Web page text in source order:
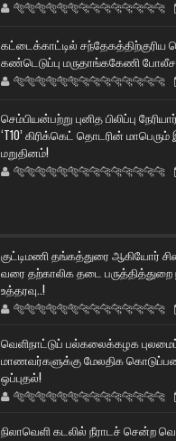
🐅🐅🐅🐅🐅🐅🐆🐆🐆🐆🐆🐆🐆🐆
கட்டைக்காட்டில்
கண்டெடுப்பு மருதாங்ககேணி
🐅🐅🐅🐅🐅🐅🐆🐆🐆🐆🐆🐆🐆🐆
செம்பியன்பற்று புனித பிலிப்பு
‘T10’ கிரிக்கெட் தொடரின்
மறுதினம்!
🐅🐅🐅🐅🐅🐅🐆🐆🐆🐆🐆🐆🐆🐆
குட்டிமணி தங்கத்துரை ஆகியோர்
வரை தற்காலிக தடை
உத்தரவு..!
🐅🐅🐅🐅🐅🐅🐆🐆🐆🐆🐆🐆🐆🐆
வெளிநாட்டுப் பல்கலைக்கழக
மாணவர்களுக்கு மேலதிக
ஒப்புதல்!
🐅🐅🐅🐅🐅🐅🐆🐆🐆🐆🐆🐆🐆🐆
நிலாவெளி கடலில் நீராடச் சென்ற